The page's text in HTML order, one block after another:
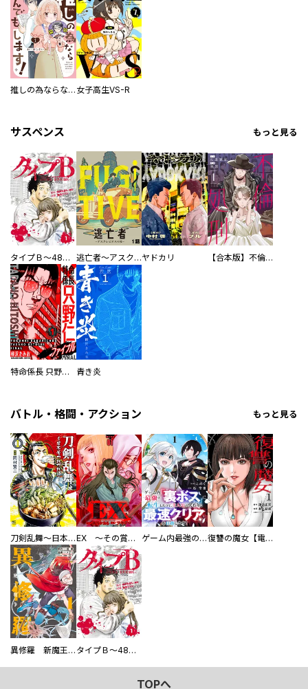
推しの為ならなんでもします！ 女子高生VS-R
サスペンス もっと見る
タイプＢ～48時間後、致死率100％～【単話】 逃亡者～アスクレピオスの杖～ヤドカリ 【合本版】不倫処刑
特命係長 只野仁ファイナル 愛蔵版 青き炎
バトル・格闘・アクション もっと見る
刀剣乱舞～日本号つれづれ酒～ EX ～その賞金稼ぎは、世界の出口を探す～【単行本版】 ゲーム内最強の『裏ボス』に転生したので、主人公の代わりに最速クリアを目指します！【電子単行本版】 復讐の魔女【電子単行本版】
異修羅 新魔王戦争 タイプＢ～48時間後、致死率100％～【単話】
TOPへ